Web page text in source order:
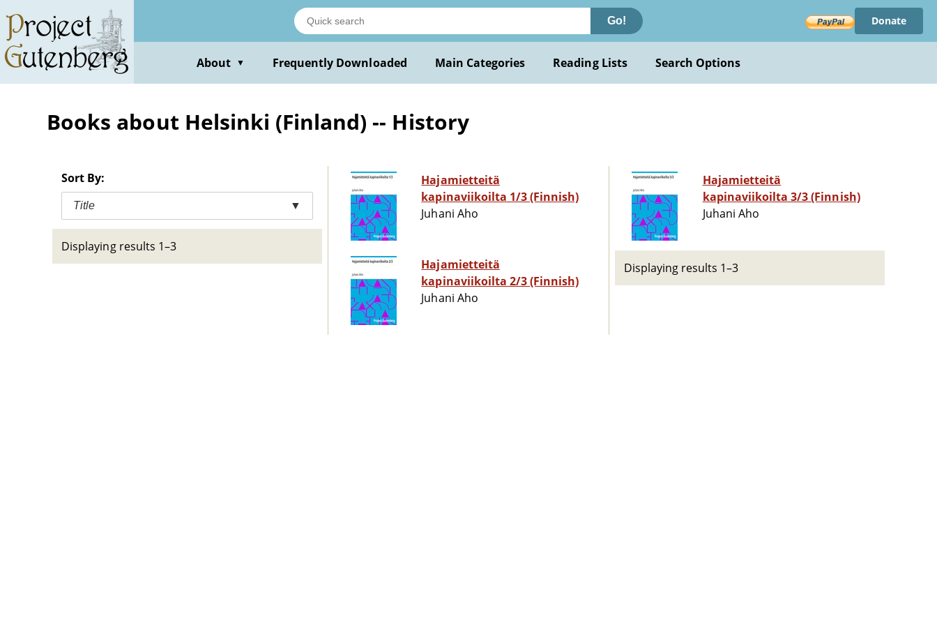
main
content
Go! Donate
About ▼ Frequently Downloaded Main Categories Reading Lists Search Options
Books about Helsinki (Finland) -- History
Sort By:
Title ▼
Displaying results 1–3
Hajamietteitä
kapinaviikoilta 1/3 (Finnish)
Juhani Aho
Hajamietteitä
kapinaviikoilta 2/3 (Finnish)
Juhani Aho
Hajamietteitä
kapinaviikoilta 3/3 (Finnish)
Juhani Aho
Displaying results 1–3